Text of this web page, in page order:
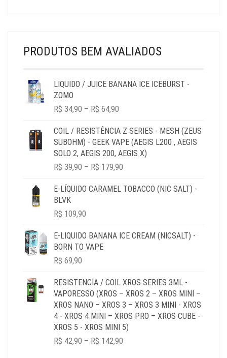
PRODUTOS BEM AVALIADOS
LIQUIDO / JUICE BANANA ICE ICEBURST -
ZOMO
R$ 34,90 – R$ 64,90
R$ 34,90
THROUGH
R$ 64,90
COIL / RESISTÊNCIA Z SERIES - MESH (ZEUS
SUBOHM) - GEEK VAPE (AEGIS L200 , AEGIS
SOLO 2, AEGIS 200, AEGIS X)
R$ 39,90 – R$ 179,90
R$ 39,90
E-LÍQUIDO CARAMEL TOBACCO (NIC SALT) -
BLVK
R$ 109,90
E-LIQUIDO BANANA ICE CREAM (NICSALT) -
BORN TO VAPE
R$ 69,90
RESISTENCIA / COIL XROS SERIES 3ML -
VAPORESSO (XROS – XROS 2 – XROS MINI –
XROS NANO – XROS 3 – XROS 3 MINI - XROS
4 - XROS 4 MINI – XROS PRO – XROS CUBE -
XROS 5 - XROS MINI 5)
R$ 42,90 – R$ 142,90